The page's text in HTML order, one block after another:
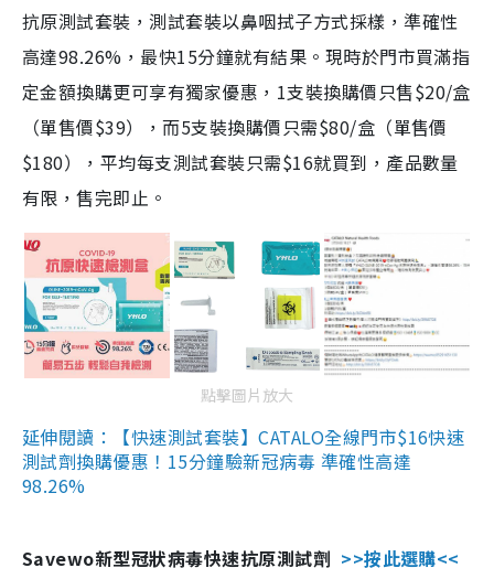
抗原測試套裝，測試套裝以鼻咽拭子方式採樣，準確性
高達98.26%，最快15分鐘就有結果。現時於門市買滿指
定金額換購更可享有獨家優惠，1支裝換購價只售$20/盒
（單售價$39），而5支裝換購價只需$80/盒（單售價
$180），平均每支測試套裝只需$16就買到，產品數量
有限，售完即止。
點擊圖片放大
延伸閱讀：【快速測試套裝】CATALO全線門市$16快速
測試劑換購優惠！15分鐘驗新冠病毒 準確性高達
98.26%
Savewo新型冠狀病毒快速抗原測試劑 >>按此選購<<